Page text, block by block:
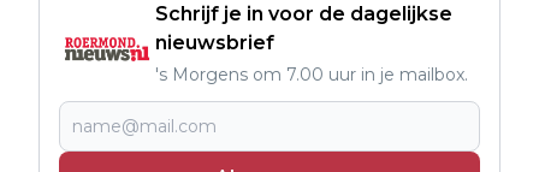
Schrijf je in voor de dagelijkse
nieuwsbrief
's Morgens om 7.00 uur in je mailbox.